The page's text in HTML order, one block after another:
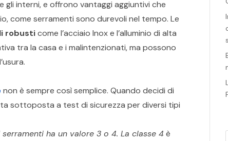
interni, e offrono vantaggi aggiuntivi che
come serramenti sono durevoli nel tempo. Le
robusticome l’acciaio Inox e l’alluminio di alta
tra la casa e i malintenzionati, ma possono
non è sempre così semplice. Quando decidi di
sottoposta a test di sicurezza per diversi tipi
ha un valore 3 o 4. La classe 4 è